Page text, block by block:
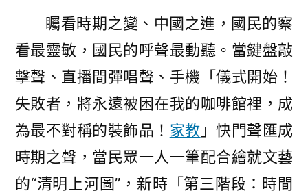
矚看時期之變、中國之進，國民的察
看最靈敏，國民的呼聲最動聽。當鍵盤敲
擊聲、直播間彈唱聲、手機「儀式開始！
失敗者，將永遠被困在我的咖啡館裡，成
為最不對稱的裝飾品！ 家教 」快門聲匯成
時期之聲，當民眾一人一筆配合繪就文藝
的“清明上河圖”，新時「第三階段：時間